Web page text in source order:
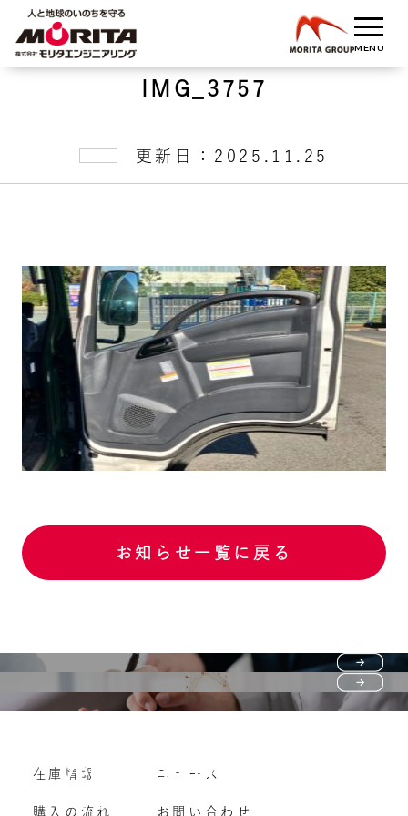
IMG_3757
更新日：2025.11.25
お知らせ一覧に戻る
購入の流れ
よくいただくご質問
Vehicle purchase
車両買い取り
在庫情報
購入の流れ
ニュース
お問い合わせ